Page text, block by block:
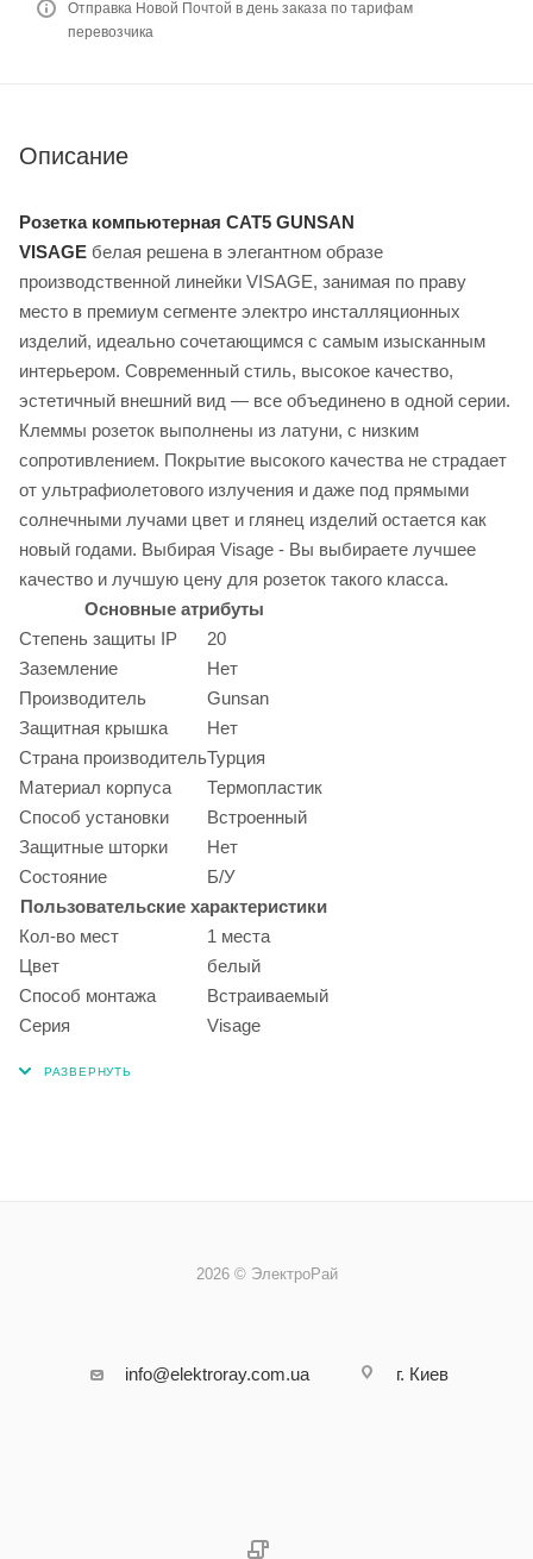
Отправка Новой Почтой в день заказа по тарифам
перевозчика
Описание
Розетка компьютерная CAT5 GUNSAN
VISAGE белая решена в элегантном образе
производственной линейки VISAGE, занимая по праву
место в премиум сегменте электро инсталляционных
изделий, идеально сочетающимся с самым изысканным
интерьером. Современный стиль, высокое качество,
эстетичный внешний вид — все объединено в одной серии.
Клеммы розеток выполнены из латуни, с низким
сопротивлением. Покрытие высокого качества не страдает
от ультрафиолетового излучения и даже под прямыми
солнечными лучами цвет и глянец изделий остается как
новый годами. Выбирая Visage - Вы выбираете лучшее
качество и лучшую цену для розеток такого класса.
Основные атрибуты
Степень защиты IP
20
Заземление
Нет
Производитель
Gunsan
Защитная крышка
Нет
Страна производительТурция
Материал корпуса
Термопластик
Способ установки
Встроенный
Защитные шторки
Нет
Состояние
Б/У
Пользовательские характеристики
Кол-во мест
1 места
Цвет
белый
Способ монтажа
Встраиваемый
Серия
Visage
2026 © ЭлектроРай
info@elektroray.com.ua г. Киев